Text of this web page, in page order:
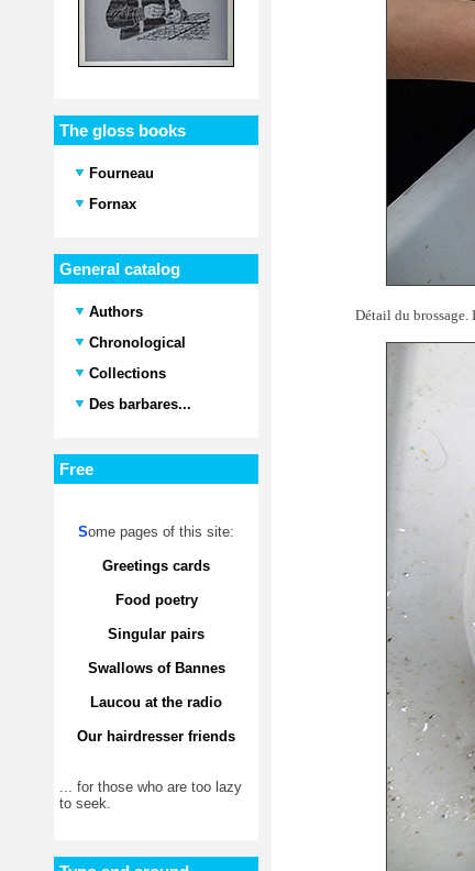
The gloss books
Fourneau
Fornax
General catalog
Authors
Chronological
Collections
Des barbares...
Free
Some pages of this site:
Greetings cards
Food poetry
Singular pairs
Swallows of Bannes
Laucou at the radio
Our hairdresser friends
... for those who are too lazy
to seek.
Détail du